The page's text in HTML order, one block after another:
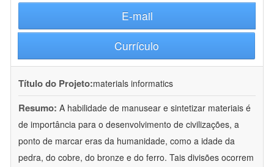
E-mail
Currículo
Título do Projeto:materials informatics
Resumo: A habilidade de manusear e sintetizar materiais é
de importância para o desenvolvimento de civilizações, a
ponto de marcar eras da humanidade, como a idade da
pedra, do cobre, do bronze e do ferro. Tais divisões ocorrem